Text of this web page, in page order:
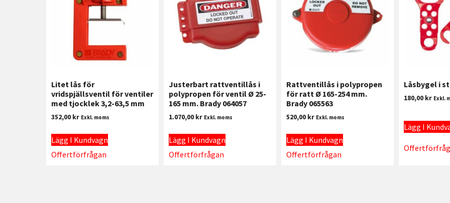
Litet lås för
vridspjällsventil för ventiler
med tjocklek 3,2-63,5 mm
352,00 kr Exkl. moms
Lägg I Kundvagn
Offertförfrågan
Justerbart rattventillås i
polypropen för ventil Ø 25-
165 mm. Brady 064057
1.070,00 kr Exkl. moms
Lägg I Kundvagn
Offertförfrågan
Rattventillås i polypropen
för ratt Ø 165-254 mm.
Brady 065563
520,00 kr Exkl. moms
Lägg I Kundvagn
Offertförfrågan
Låsbygel i
180,00 kr Exkl.
Lägg I